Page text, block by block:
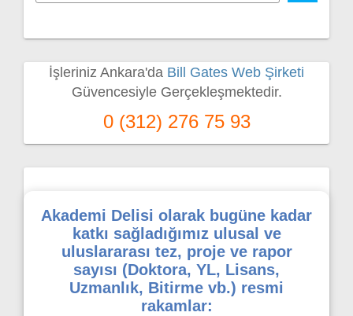
İşleriniz Ankara'da Bill Gates Web Şirketi
Güvencesiyle Gerçekleşmektedir.
0 (312) 276 75 93
Akademi Delisi olarak bugüne kadar
katkı sağladığımız ulusal ve
uluslararası tez, proje ve rapor
sayısı (Doktora, YL, Lisans,
Uzmanlık, Bitirme vb.) resmi
rakamlar: